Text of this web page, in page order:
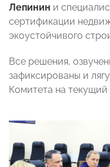
Лепинин и
сертификации
экоустойчивого
Все решения,
зафиксированы и
Комитета на текущий